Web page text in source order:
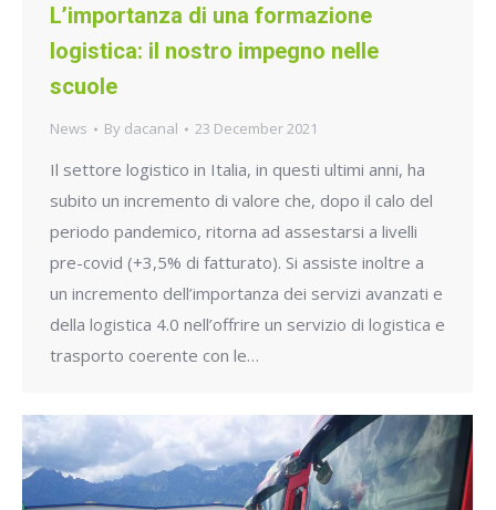
L’importanza di una formazione
logistica: il nostro impegno nelle
scuole
News By dacanal 23 December 2021
Il settore logistico in Italia, in questi ultimi anni, ha
subito un incremento di valore che, dopo il calo del
periodo pandemico, ritorna ad assestarsi a livelli
pre-covid (+3,5% di fatturato). Si assiste inoltre a
un incremento dell’importanza dei servizi avanzati e
della logistica 4.0 nell’offrire un servizio di logistica e
trasporto coerente con le…